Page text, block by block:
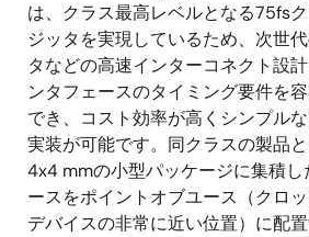
は、クラス最高レベルとなる75fs
ジッタを実現しているため、次世
タなどの高速インターコネクト設
ンタフェースのタイミング要件を
でき、コスト効率が高くシンプル
実装が可能です。同クラスの製品
4x4 mmの小型パッケージに集積し
ースをポイントオブユース（クロ
デバイスの非常に近い位置）に配置